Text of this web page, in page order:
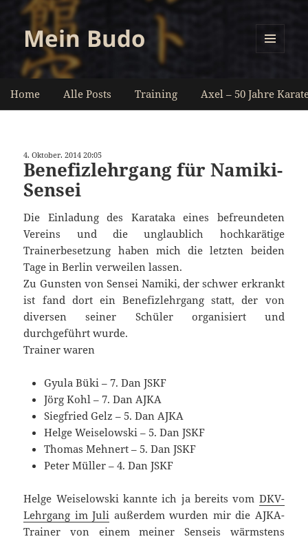
Mein Budo
Home Alle Posts Training Axel – 50 Jahre
4. Oktober. 2014 20:05
Benefizlehrgang für Namiki-
Sensei
Die Einladung des Karataka eines befreundeten
Vereins und die unglaublich hochkarätige
Trainerbesetzung haben mich die letzten beiden
Tage in Berlin verweilen lassen.
Zu Gunsten von Sensei Namiki, der schwer erkrankt
ist fand dort ein Benefizlehrgang statt, der von
diversen seiner Schüler organisiert und
durchgeführt wurde.
Trainer waren
Gyula Büki – 7. Dan JSKF
Jörg Kohl – 7. Dan AJKA
Siegfried Gelz – 5. Dan AJKA
Helge Weiselowski – 5. Dan JSKF
Thomas Mehnert – 5. Dan JSKF
Peter Müller – 4. Dan JSKF
Helge Weiselowski kannte ich ja bereits vom DKV-
Lehrgang im Juli außerdem wurden mir die AJKA-
Trainer von einem meiner Senseis wärmstens